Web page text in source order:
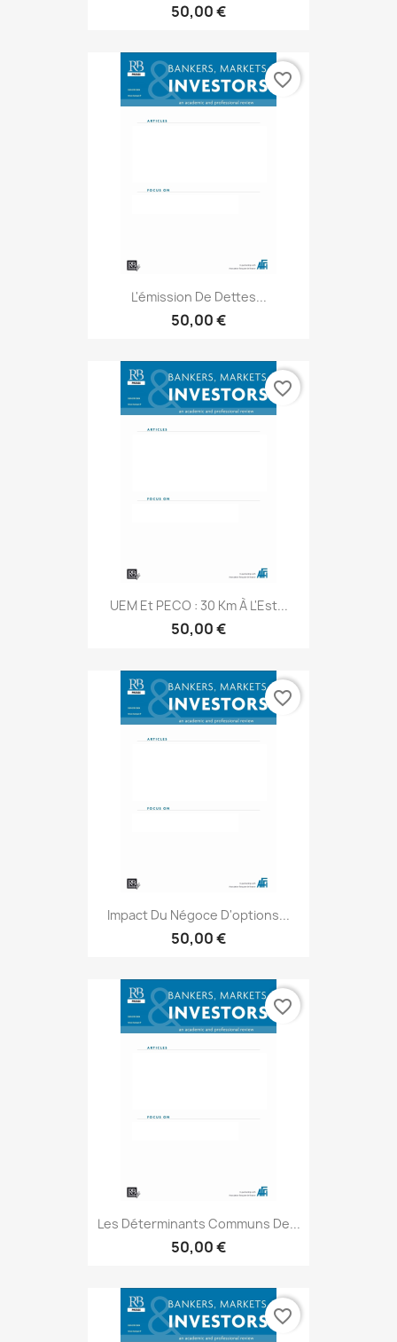
50,00 €
L'émission De Dettes...
50,00 €
favorite_border
UEM Et PECO : 30 Km À L'Est...
50,00 €
favorite_border
Impact Du Négoce D'options...
50,00 €
favorite_border
Les Déterminants Communs De...
50,00 €
favorite_border
favorite_border